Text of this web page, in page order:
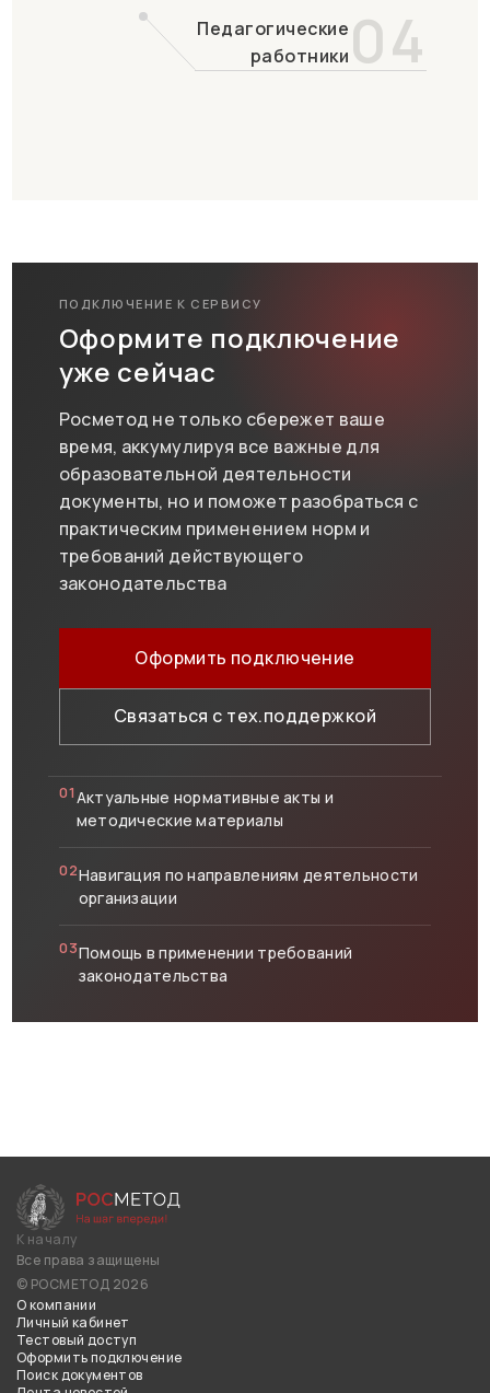
Педагогические
работники 04
ПОДКЛЮЧЕНИЕ К СЕРВИСУ
Оформите подключение
уже сейчас
Росметод не только сбережет ваше
время, аккумулируя все важные для
образовательной деятельности
документы, но и поможет разобраться с
практическим применением норм и
требований действующего
законодательства
Оформить подключение
Связаться с тех.поддержкой
01Актуальные нормативные акты и
методические материалы
02Навигация по направлениям деятельности
организации
03Помощь в применении требований
законодательства
К началу
Все права защищены
© РОСМЕТОД 2026
О компании
Личный кабинет
Тестовый доступ
Оформить подключение
Поиск документов